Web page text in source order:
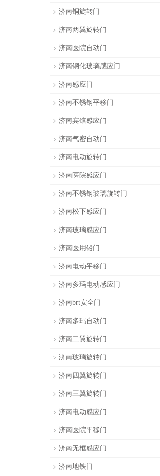
济南铜旋转门
济南两翼旋转门
济南医院自动门
济南钢化玻璃感应门
济南感应门
济南不锈钢平移门
济南宾馆感应门
济南气密自动门
济南电动旋转门
济南医院感应门
济南不锈钢玻璃旋转门
济南松下感应门
济南玻璃感应门
济南医用铅门
济南电动平移门
济南多玛电动感应门
济南brt安全门
济南多玛自动门
济南二翼旋转门
济南玻璃旋转门
济南四翼旋转门
济南三翼旋转门
济南电动感应门
济南医院平移门
济南无框感应门
济南地铁门